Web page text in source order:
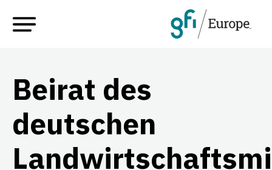
Beirat des
deutschen